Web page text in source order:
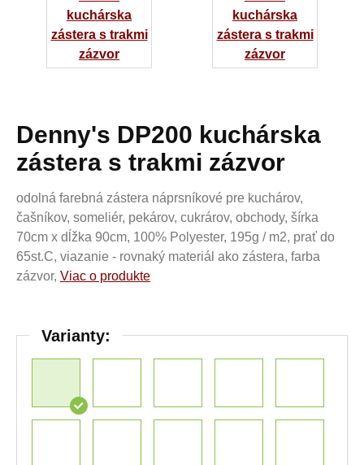
Denny's DP200 kuchárska
zástera s trakmi zázvor
odolná farebná zástera náprsníkové pre kuchárov,
čašníkov, someliér, pekárov, cukrárov, obchody, šírka
70cm x dĺžka 90cm, 100% Polyester, 195g / m2, prať do
65st.C, viazanie - rovnaký materiál ako zástera, farba
zázvor, Viac o produkte
Varianty: